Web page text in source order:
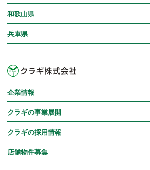
和歌山県
兵庫県
企業情報
クラギの事業展開
クラギの採用情報
店舗物件募集